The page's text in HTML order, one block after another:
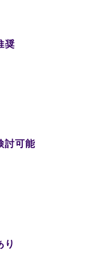
奨
討可能
り